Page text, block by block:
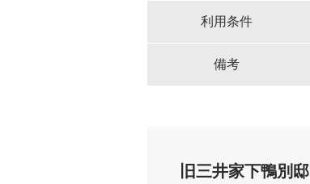
利用条件
備考
旧三井家下鴨別邸